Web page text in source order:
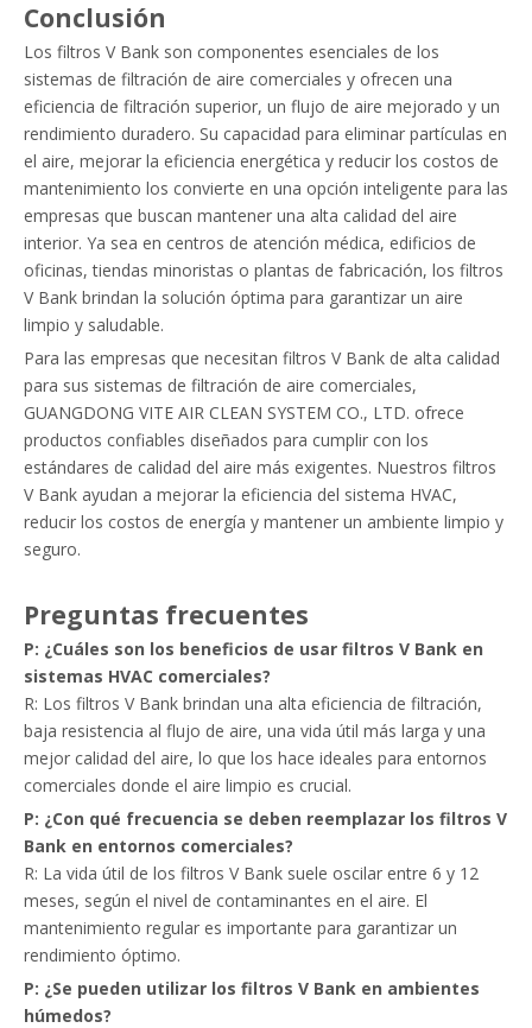
Conclusión
Los filtros V Bank son componentes esenciales de los
sistemas de filtración de aire comerciales y ofrecen una
eficiencia de filtración superior, un flujo de aire mejorado y un
rendimiento duradero. Su capacidad para eliminar partículas en
el aire, mejorar la eficiencia energética y reducir los costos de
mantenimiento los convierte en una opción inteligente para las
empresas que buscan mantener una alta calidad del aire
interior. Ya sea en centros de atención médica, edificios de
oficinas, tiendas minoristas o plantas de fabricación, los filtros
V Bank brindan la solución óptima para garantizar un aire
limpio y saludable.
Para las empresas que necesitan filtros V Bank de alta calidad
para sus sistemas de filtración de aire comerciales,
GUANGDONG VITE AIR CLEAN SYSTEM CO., LTD. ofrece
productos confiables diseñados para cumplir con los
estándares de calidad del aire más exigentes. Nuestros filtros
V Bank ayudan a mejorar la eficiencia del sistema HVAC,
reducir los costos de energía y mantener un ambiente limpio y
seguro.
Preguntas frecuentes
P: ¿Cuáles son los beneficios de usar filtros V Bank en
sistemas HVAC comerciales?
R: Los filtros V Bank brindan una alta eficiencia de filtración,
baja resistencia al flujo de aire, una vida útil más larga y una
mejor calidad del aire, lo que los hace ideales para entornos
comerciales donde el aire limpio es crucial.
P: ¿Con qué frecuencia se deben reemplazar los filtros V
Bank en entornos comerciales?
R: La vida útil de los filtros V Bank suele oscilar entre 6 y 12
meses, según el nivel de contaminantes en el aire. El
mantenimiento regular es importante para garantizar un
rendimiento óptimo.
P: ¿Se pueden utilizar los filtros V Bank en ambientes
húmedos?